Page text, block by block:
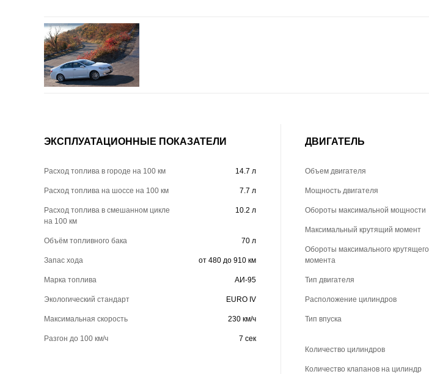
ЭКСПЛУАТАЦИОННЫЕ ПОКАЗАТЕЛИ
Расход топлива в городе на 100 км 14.7 л
Расход топлива на шоссе на 100 км 7.7 л
Расход топлива в смешанном цикле
на 100 км
10.2 л
Объём топливного бака 70 л
Запас хода от 480 до 910 км
Марка топлива АИ-95
Экологический стандарт EURO IV
Максимальная скорость 230 км/ч
Разгон до 100 км/ч 7 сек
ДВИГАТЕЛЬ
Объем двигателя
Мощность двигателя
Обороты максимальной мощности
Максимальный крутящий момент
Обороты максимального крутящего
момента
Тип двигателя
Расположение цилиндров
Тип впуска
Количество цилиндров
Количество клапанов на цилиндр